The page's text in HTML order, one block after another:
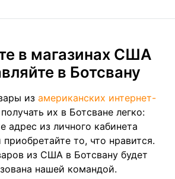
в магазинах США
в Ботсвану
из американских интернет-
их в Ботсване легко:
адрес из личного кабинета
то, что нравится.
из США в Ботсвану будет
нашей командой.